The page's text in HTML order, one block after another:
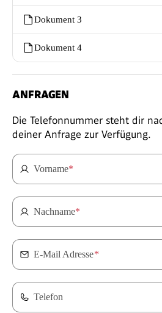
Dokument 3
Dokument 4
ANFRAGEN
Die Telefonnummer steht dir
deiner Anfrage zur Verfügung.
Vorname*
Nachname*
E-Mail Adresse*
Telefon